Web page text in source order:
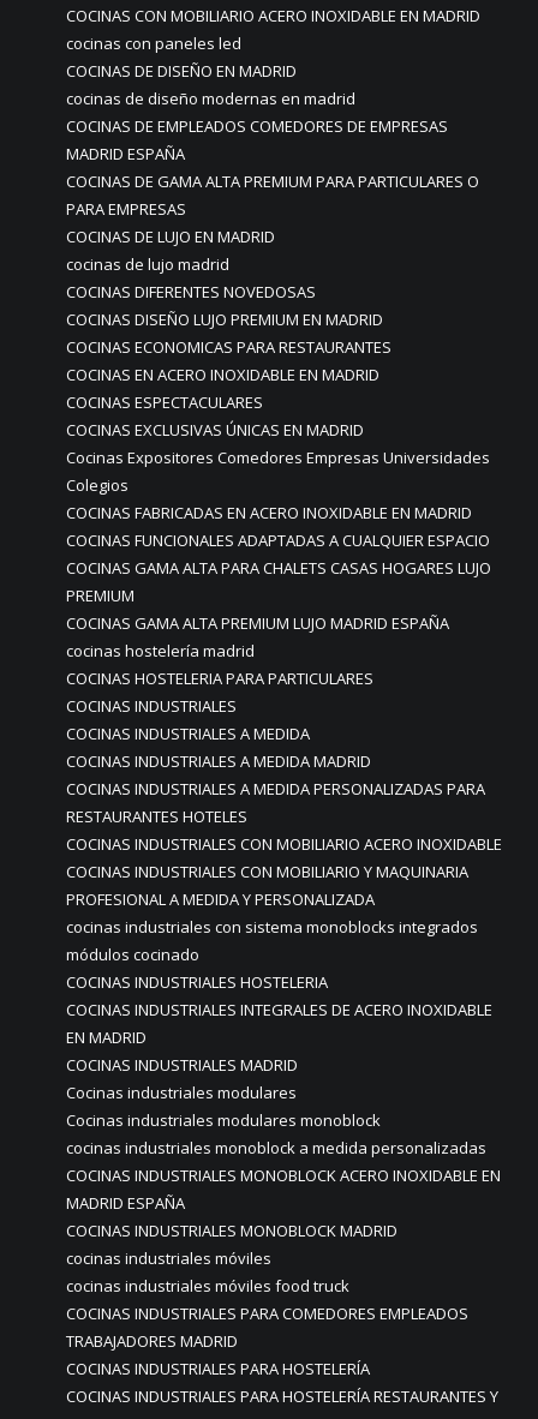
COCINAS CON MOBILIARIO ACERO INOXIDABLE EN MADRID
cocinas con paneles led
COCINAS DE DISEÑO EN MADRID
cocinas de diseño modernas en madrid
COCINAS DE EMPLEADOS COMEDORES DE EMPRESAS
MADRID ESPAÑA
COCINAS DE GAMA ALTA PREMIUM PARA PARTICULARES O
PARA EMPRESAS
COCINAS DE LUJO EN MADRID
cocinas de lujo madrid
COCINAS DIFERENTES NOVEDOSAS
COCINAS DISEÑO LUJO PREMIUM EN MADRID
COCINAS ECONOMICAS PARA RESTAURANTES
COCINAS EN ACERO INOXIDABLE EN MADRID
COCINAS ESPECTACULARES
COCINAS EXCLUSIVAS ÚNICAS EN MADRID
Cocinas Expositores Comedores Empresas Universidades
Colegios
COCINAS FABRICADAS EN ACERO INOXIDABLE EN MADRID
COCINAS FUNCIONALES ADAPTADAS A CUALQUIER ESPACIO
COCINAS GAMA ALTA PARA CHALETS CASAS HOGARES LUJO
PREMIUM
COCINAS GAMA ALTA PREMIUM LUJO MADRID ESPAÑA
cocinas hostelería madrid
COCINAS HOSTELERIA PARA PARTICULARES
COCINAS INDUSTRIALES
COCINAS INDUSTRIALES A MEDIDA
COCINAS INDUSTRIALES A MEDIDA MADRID
COCINAS INDUSTRIALES A MEDIDA PERSONALIZADAS PARA
RESTAURANTES HOTELES
COCINAS INDUSTRIALES CON MOBILIARIO ACERO INOXIDABLE
COCINAS INDUSTRIALES CON MOBILIARIO Y MAQUINARIA
PROFESIONAL A MEDIDA Y PERSONALIZADA
cocinas industriales con sistema monoblocks integrados
módulos cocinado
COCINAS INDUSTRIALES HOSTELERIA
COCINAS INDUSTRIALES INTEGRALES DE ACERO INOXIDABLE
EN MADRID
COCINAS INDUSTRIALES MADRID
Cocinas industriales modulares
Cocinas industriales modulares monoblock
cocinas industriales monoblock a medida personalizadas
COCINAS INDUSTRIALES MONOBLOCK ACERO INOXIDABLE EN
MADRID ESPAÑA
COCINAS INDUSTRIALES MONOBLOCK MADRID
cocinas industriales móviles
cocinas industriales móviles food truck
COCINAS INDUSTRIALES PARA COMEDORES EMPLEADOS
TRABAJADORES MADRID
COCINAS INDUSTRIALES PARA HOSTELERÍA
COCINAS INDUSTRIALES PARA HOSTELERÍA RESTAURANTES Y